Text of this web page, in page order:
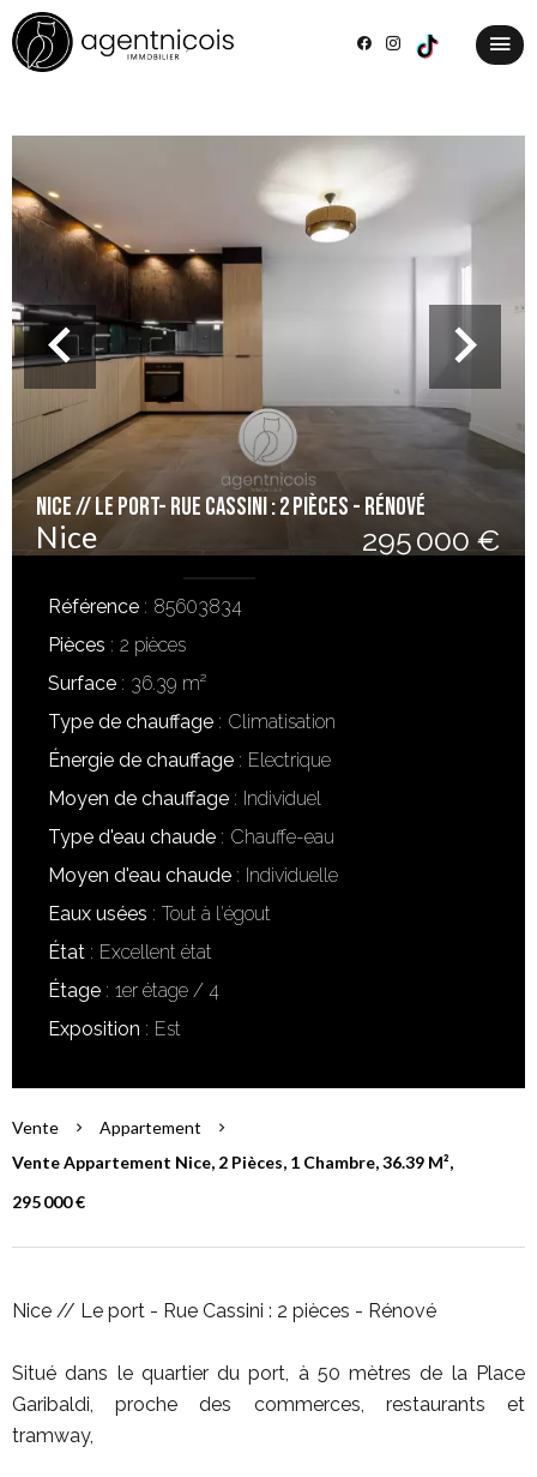
Nice // Le port- Rue Cassini : 2 pièces - Rénové
Nice 295 000 €
Référence
85603834
Pièces
2 pièces
Surface
36.39 m²
Type de chauffage
Climatisation
Énergie de chauffage
Electrique
Moyen de chauffage
Individuel
Type d'eau chaude
Chauffe-eau
Moyen d'eau chaude
Individuelle
Eaux usées
Tout à l'égout
État
Excellent état
Étage
1er étage / 4
Exposition
Est
Vente
Appartement
Vente Appartement Nice, 2 Pièces, 1 Chambre, 36.39 M²,
295 000 €
Nice // Le port - Rue Cassini : 2 pièces - Rénové
Situé dans le quartier du port, à 50 mètres de la Place
Garibaldi, proche des commerces, restaurants et
tramway,